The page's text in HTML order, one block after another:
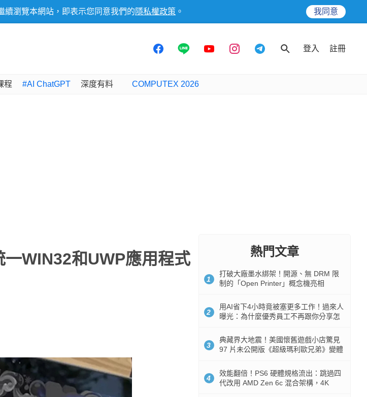
續瀏覽本網站，即表示您同意我們的 隱私權政策 。 我同意
登入 註冊
程 #AI ChatGPT 深度有料 COMPUTEX 2026
WIN32和UWP應用程式 熱門文章
1
打破大廠墨水綁架！開源、無 DRM 限
制的「Open Printer」概念機亮相
2
用AI省下4小時竟被塞更多工作！過來人
曝光：為什麼優秀員工不再跟你分享怎
3
典藏界大地震！美國懷舊遊戲小店驚見
97 片未公開版《超級瑪利歐兄弟》變體
4
效能翻倍！PS6 硬體規格流出：跳過四
代改用 AMD Zen 6c 混合架構，4K